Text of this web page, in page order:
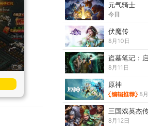
元气骑士
今日
伏魔传
8月10日
盗墓笔记：
8月11日
原神
8
三国戏英杰
8月12日